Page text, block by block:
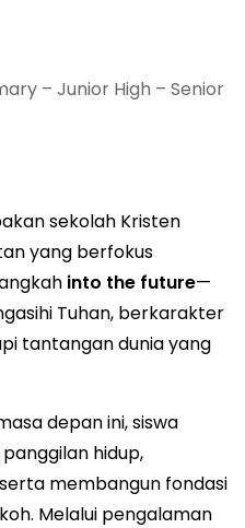
– Junior High – Senior
sekolah Kristen
yang berfokus
into the future—
Tuhan, berkarakter
tantangan dunia yang
depan ini, siswa
hidup,
membangun fondasi
Melalui pengalaman